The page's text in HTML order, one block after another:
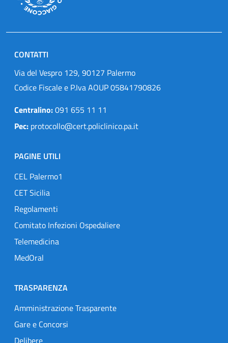
CONTATTI
Via del Vespro 129, 90127 Palermo
Codice Fiscale e P.Iva AOUP 05841790826
Centralino:091 655 11 11
Pec: protocollo@cert.policlinico.pa.it
PAGINE UTILI
CEL Palermo1
CET Sicilia
Regolamenti
Comitato Infezioni Ospedaliere
Telemedicina
MedOral
TRASPARENZA
Amministrazione Trasparente
Gare e Concorsi
Delibere